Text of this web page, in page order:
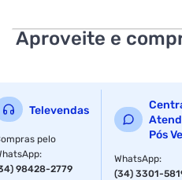
Dextrin, Mandelic Acid,
Parfum.
Aproveite e
Televendas
pelo
:
98428-2779
Pós
WhatsApp:
(34) 3301-